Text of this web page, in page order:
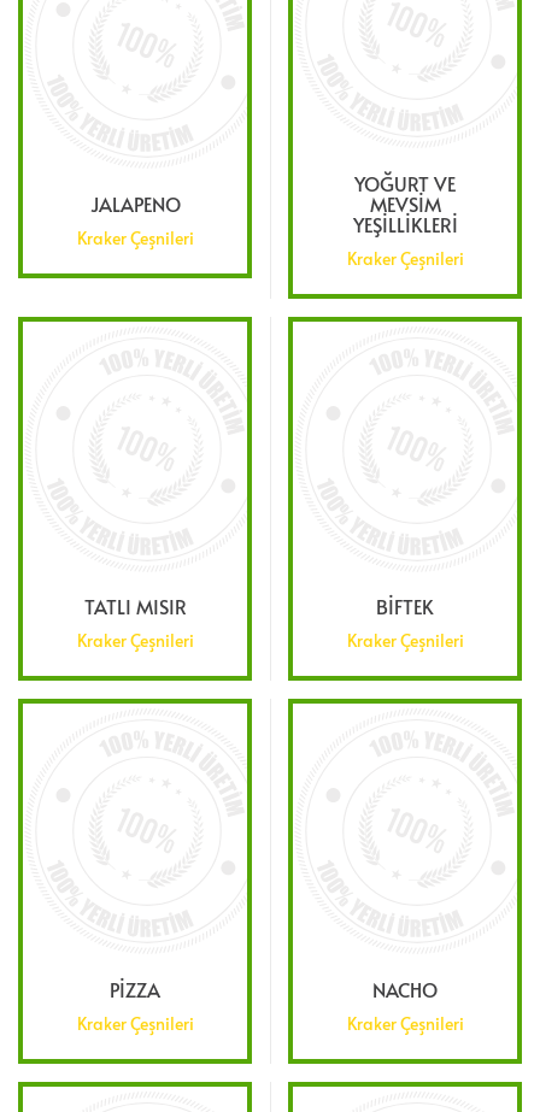
JALAPENO
Kraker Çeşnileri
YOĞURT VE
MEVSIM
YEŞILLIKLERI
Kraker Çeşnileri
TATLI MISIR
Kraker Çeşnileri
BIFTEK
Kraker Çeşnileri
PIZZA
Kraker Çeşnileri
NACHO
Kraker Çeşnileri